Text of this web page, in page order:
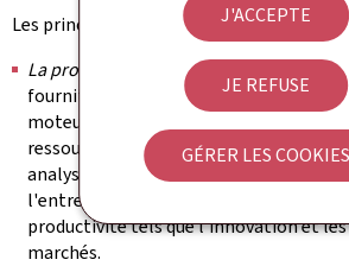
J'ACCEPTE
JE REFUSE
GÉRER LES COOKIES
Les principaux domaines de recherche
La productivité et ses déterminants
:
fournit des indications précieuses sur
moteurs de l'efficacité productive et
ressources dans l'économie
analyse également les moteurs de la
l'entrepreneuriat et les déterminants
productivité tels que l'innovation et les
marchés.